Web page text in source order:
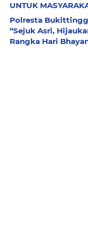
UNTUK
Polresta
“Sejuk Asri,
Rangka Hari